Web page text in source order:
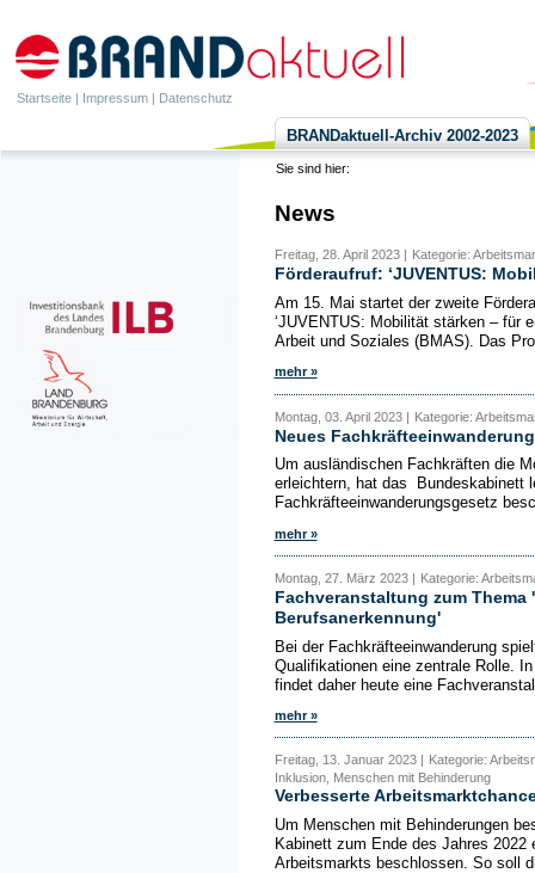
Startseite | Impressum | Datenschutz
BRANDaktuell-Archiv 2002-2023
Sie sind hier:
News
Freitag, 28. April 2023 | Kategorie:
Förderaufruf: ‘JUVENTUS:
Am 15. Mai startet der zweite
‘JUVENTUS: Mobilität stärken – für
Arbeit und Soziales (BMAS). Das
mehr »
Montag, 03. April 2023 | Kategorie:
Neues
Um ausländischen Fachkräften die
erleichtern, hat das Bundeskabinett
Fachkräfteeinwanderungsgesetz
mehr »
Montag, 27. März 2023 | Kategorie:
Fachveranstaltung zum
Berufsanerkennung'
Bei der Fachkräfteeinwanderung
Qualifikationen eine zentrale Rolle.
findet daher heute eine
mehr »
Freitag, 13. Januar 2023 |
Kategorie:
Inklusion, Menschen mit Behinderung
Verbesserte
Um Menschen mit Behinderungen
Kabinett zum Ende des Jahres
Arbeitsmarkts beschlossen. So soll